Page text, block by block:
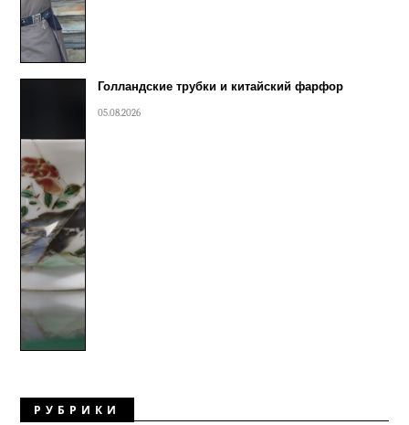
Голландские трубки и китайский фарфор
05.08.2026
РУБРИКИ